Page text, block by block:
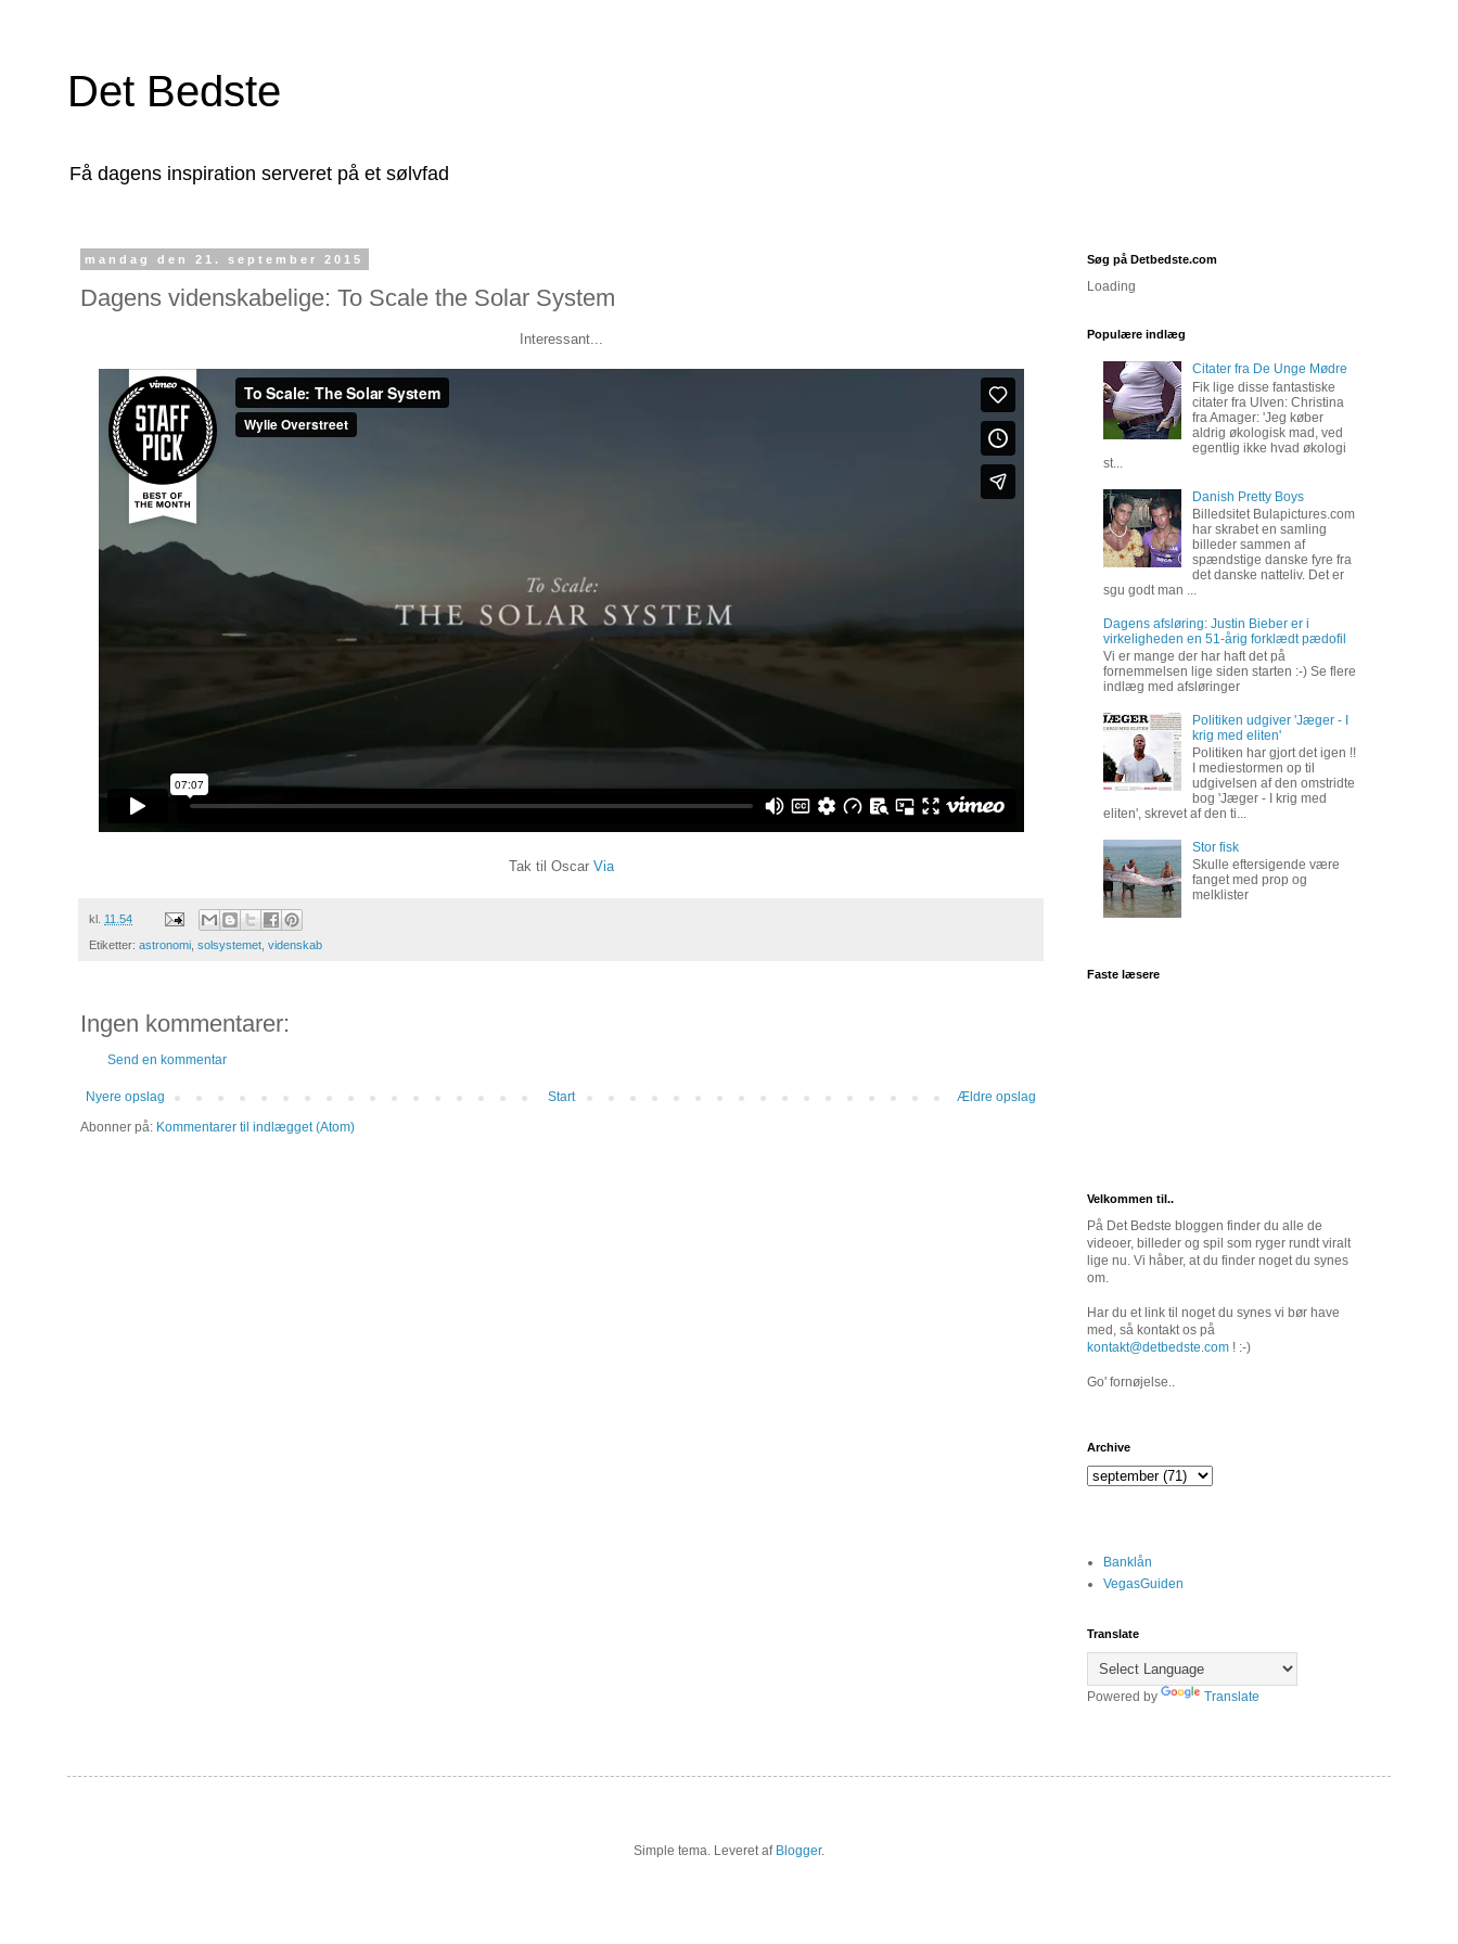
Det Bedste
Få dagens inspiration serveret på et sølvfad
mandag den 21. september 2015
Dagens videnskabelige: To Scale the Solar System
Interessant...
Tak til Oscar Via
kl. 11.54
Etiketter: astronomi solsystemet videnskab
Ingen kommentarer:
Send en kommentar
Nyere opslag Ældre opslag
Start
Abonner på: Kommentarer til indlægget (Atom)
Søg på Detbedste.com
Loading
Populære indlæg
Citater fra De Unge Mødre
Fik lige disse fantastiske
citater fra Ulven: Christina
fra Amager: 'Jeg køber
aldrig økologisk mad, ved
egentlig ikke hvad økologi
st...
Danish Pretty Boys
Billedsitet Bulapictures.com
har skrabet en samling
billeder sammen af
spændstige danske fyre fra
det danske natteliv. Det er
sgu godt man ...
Dagens afsløring: Justin Bieber er i
virkeligheden en 51-årig forklædt pædofil
Vi er mange der har haft det på
fornemmelsen lige siden starten :-) Se flere
indlæg med afsløringer
Politiken udgiver 'Jæger - I
krig med eliten'
Politiken har gjort det igen !!
I mediestormen op til
udgivelsen af den omstridte
bog 'Jæger - I krig med
eliten', skrevet af den ti...
Stor fisk
Skulle eftersigende være
fanget med prop og
melklister
Faste læsere
Velkommen til..
På Det Bedste bloggen finder du alle de
videoer, billeder og spil som ryger rundt viralt
lige nu. Vi håber, at du finder noget du synes
om.
Har du et link til noget du synes vi bør have
med, så kontakt os på
kontakt@detbedste.com ! :-)
Go' fornøjelse..
Archive
Banklån
VegasGuiden
Translate
Powered by Translate
Simple tema. Leveret af Blogger.